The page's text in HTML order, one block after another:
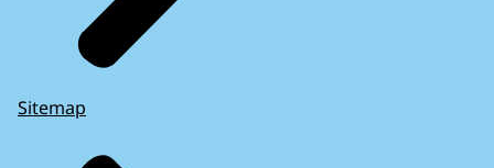
Sitemap